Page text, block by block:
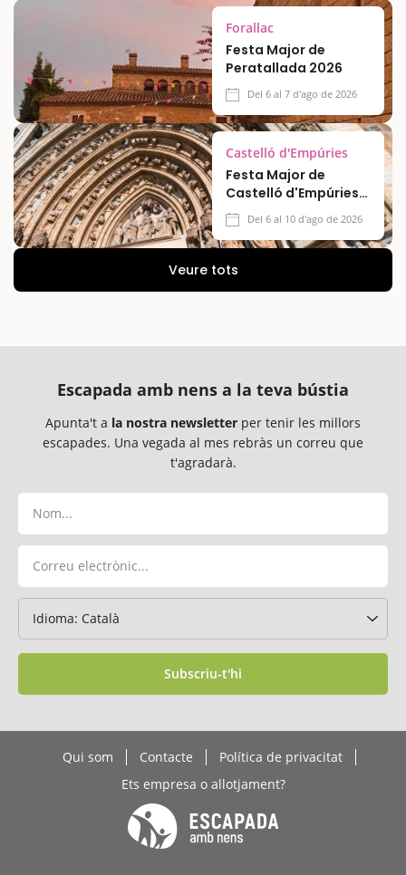
Forallac
Festa Major de
Peratallada 2026
Del 6 al 7 d'ago de 2026
Castelló d'Empúries
Festa Major de
Castelló d'Empúries
2026Del 6 al 10 d'ago de 2026
Veure tots
Escapada amb nens a la teva bústia
Apunta't a la nostra newsletter per tenir les millors
escapades. Una vegada al mes rebràs un correu que
t'agradarà.
Subscriu-t'hi
Qui som Contacte
Política de privacitat
Ets empresa o allotjament?